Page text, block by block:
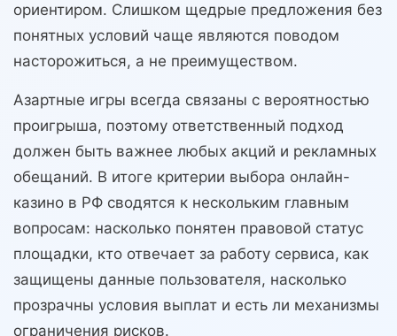
ориентиром. Слишком щедрые предложения без
понятных условий чаще являются поводом
насторожиться, а не преимуществом.
Азартные игры всегда связаны с вероятностью
проигрыша, поэтому ответственный подход
должен быть важнее любых акций и рекламных
обещаний. В итоге критерии выбора онлайн-
казино в РФ сводятся к нескольким главным
вопросам: насколько понятен правовой статус
площадки, кто отвечает за работу сервиса, как
защищены данные пользователя, насколько
прозрачны условия выплат и есть ли механизмы
ограничения рисков.